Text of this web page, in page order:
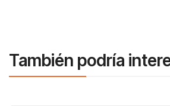
También podría